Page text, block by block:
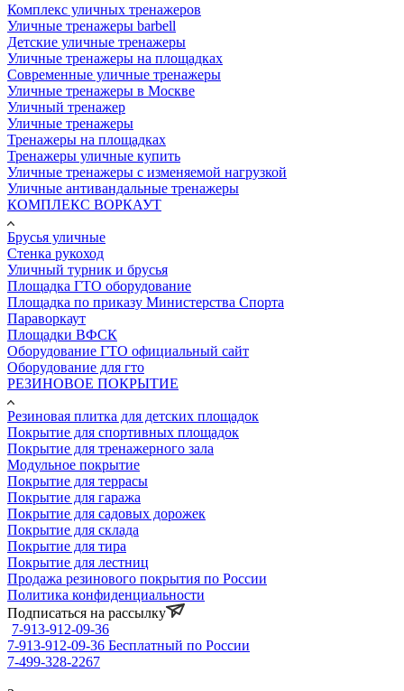
Комплекс уличных тренажеров
Уличные тренажеры barbell
Детские уличные тренажеры
Уличные тренажеры на площадках
Современные уличные тренажеры
Уличные тренажеры в Москве
Уличный тренажер
Уличные тренажеры
Тренажеры на площадках
Тренажеры уличные купить
Уличные тренажеры с изменяемой нагрузкой
Уличные антивандальные тренажеры
КОМПЛЕКС ВОРКАУТ
Брусья уличные
Стенка рукоход
Уличный турник и брусья
Площадка ГТО оборудование
Площадка по приказу Министерства Спорта
Параворкаут
Площадки ВФСК
Оборудование ГТО официальный сайт
Оборудование для гто
РЕЗИНОВОЕ ПОКРЫТИЕ
Резиновая плитка для детских площадок
Покрытие для спортивных площадок
Покрытие для тренажерного зала
Модульное покрытие
Покрытие для террасы
Покрытие для гаража
Покрытие для садовых дорожек
Покрытие для склада
Покрытие для тира
Покрытие для лестниц
Продажа резинового покрытия по России
Политика конфиденциальности
Подписаться на рассылку
7-913-912-09-36
7-913-912-09-36 Бесплатный по России
7-499-328-2267